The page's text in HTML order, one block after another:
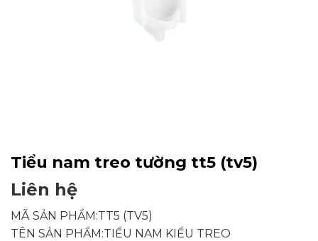
Tiểu nam treo tường tt5 (tv5)
Liên hệ
MÃ SẢN PHẨM:TT5 (TV5)
TÊN SẢN PHẨM:TIỂU NAM KIỂU TREO